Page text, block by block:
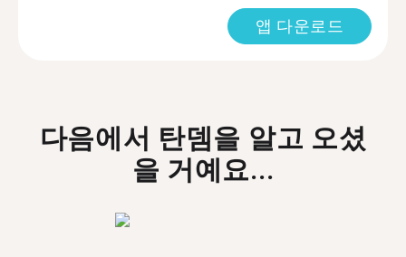
앱 다운로드
다음에서 탄뎀을 알고 오셨
을 거예요...